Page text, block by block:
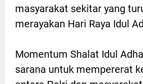
masyarakat sekitar yang
merayakan Hari Raya Idul
Momentum Shalat Idul
sarana untuk mempererat